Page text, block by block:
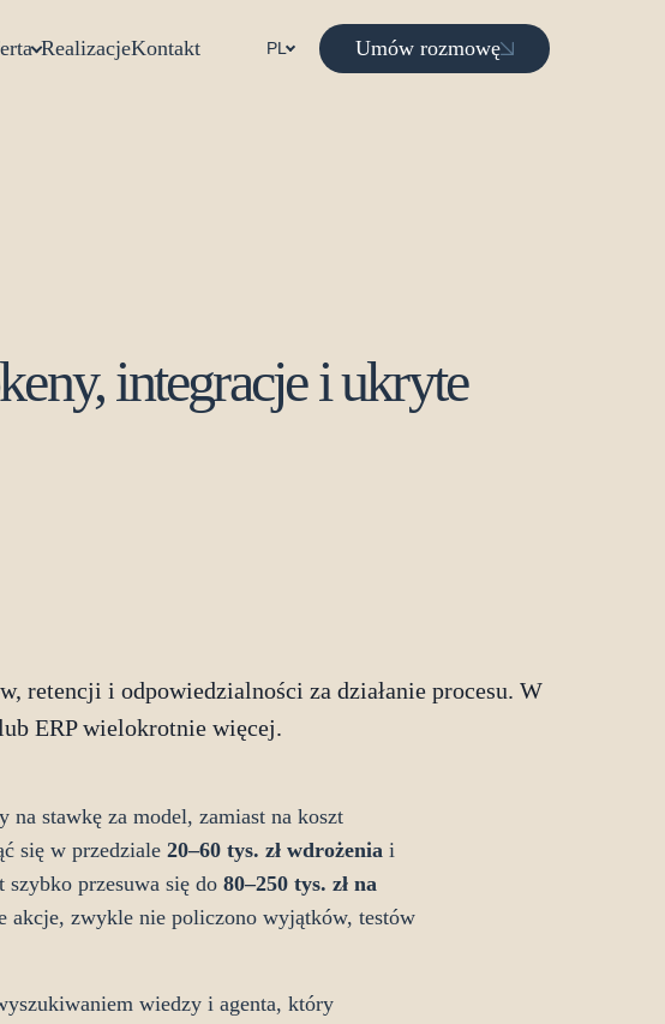
RealizacjeKontakt PL Umów rozmowę
integracje i ukryte
retencji i odpowiedzialności za działanie procesu. W
ERP wielokrotnie więcej.
stawkę za model, zamiast na koszt
się w przedziale 20–60 tys. zł wdrożenia i
przesuwa się do 80–250 tys. zł na
akcje, zwykle nie policzono wyjątków, testów
wiedzy i agenta, który